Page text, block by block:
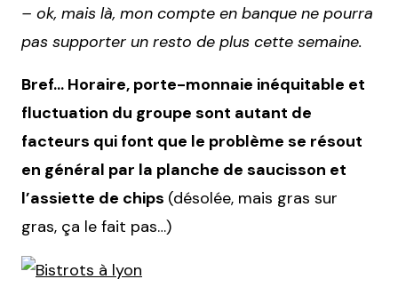
– ok, mais là, mon compte en banque ne pourra
pas supporter un resto de plus cette semaine.
Bref… Horaire, porte-monnaie inéquitable et
fluctuation du groupe sont autant de
facteurs qui font que le problème se résout
en général par la planche de saucisson et
l’assiette de chips (désolée, mais gras sur
gras, ça le fait pas…)